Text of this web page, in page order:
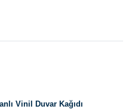
Vinil Duvar Kağıdı